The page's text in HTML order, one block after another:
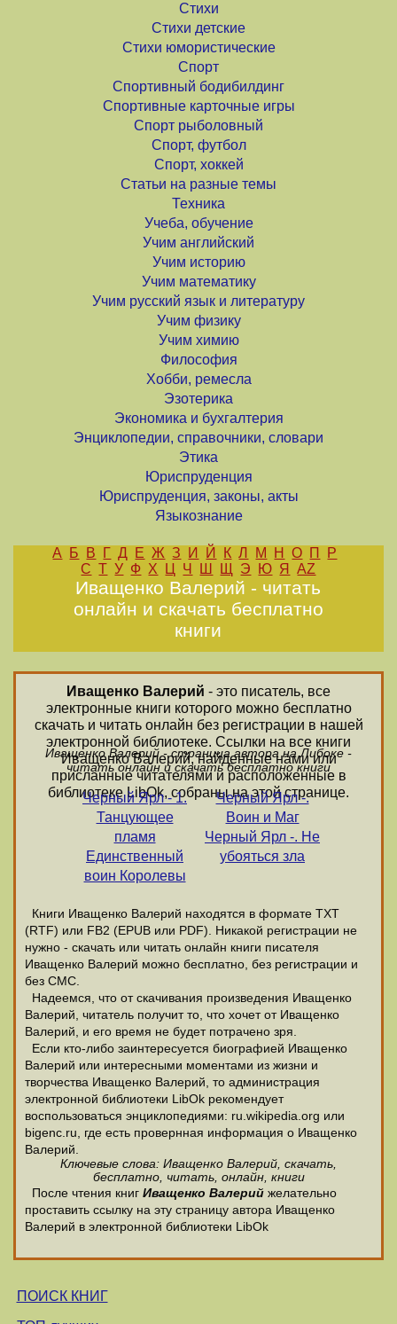
Стихи
Стихи детские
Стихи юмористические
Спорт
Спортивный бодибилдинг
Спортивные карточные игры
Спорт рыболовный
Спорт, футбол
Спорт, хоккей
Статьи на разные темы
Техника
Учеба, обучение
Учим английский
Учим историю
Учим математику
Учим русский язык и литературу
Учим физику
Учим химию
Философия
Хобби, ремесла
Эзотерика
Экономика и бухгалтерия
Энциклопедии, справочники, словари
Этика
Юриспруденция
Юриспруденция, законы, акты
Языкознание
А Б В Г Д Е Ж З И Й К Л М Н О П
Р
С Т У Ф Х Ц Ч Ш Щ Э Ю Я AZ
Иващенко Валерий - читать
онлайн и скачать бесплатно
книги
Иващенко Валерий - это писатель, все
электронные книги которого можно бесплатно
скачать и читать онлайн без регистрации в нашей
электронной библиотеке. Ссылки на все книги
Иващенко Валерий, найденные нами или
присланные читателями и расположенные в
библиотеке LibOk, собраны на этой странице.
Иващенко Валерий - страница автора на Либоке -
читать онлайн и скачать бесплатно книги
Черный Ярл - 1.
Танцующее
пламя
Единственный
воин Королевы
Черный Ярл -.
Воин и Маг
Черный Ярл -. Не
убояться зла
Книги Иващенко Валерий находятся в формате ТХТ
(RTF) или FB2 (EPUB или PDF). Никакой регистрации не
нужно - скачать или читать онлайн книги писателя
Иващенко Валерий можно бесплатно, без регистрации и
без СМС.
Надеемся, что от скачивания произведения Иващенко
Валерий, читатель получит то, что хочет от Иващенко
Валерий, и его время не будет потрачено зря.
Если кто-либо заинтересуется биографией Иващенко
Валерий или интересными моментами из жизни и
творчества Иващенко Валерий, то администрация
электронной библиотеки LibOk рекомендует
воспользоваться энциклопедиями: ru.wikipedia.org или
bigenc.ru, где есть провернная информация о Иващенко
Валерий.
Ключевые слова: Иващенко Валерий, скачать,
бесплатно, читать, онлайн, книги
После чтения книг Иващенко Валерий желательно
проставить ссылку на эту страницу автора Иващенко
Валерий в электронной библиотеки LibOk
ПОИСК КНИГ